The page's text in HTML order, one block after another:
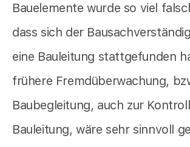
Bauelemente wurde so viel
dass sich der
eine Bauleitung stattgefunden
frühere Fremdüberwachung,
Baubegleitung, auch zur
Bauleitung, wäre sehr sinnvoll